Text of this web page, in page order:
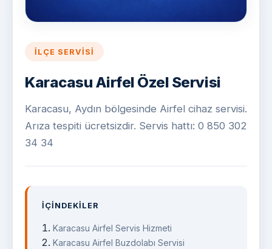
İLÇE SERVISI
Karacasu Airfel Özel Servisi
Karacasu, Aydın bölgesinde Airfel cihaz servisi.
Arıza tespiti ücretsizdir. Servis hattı: 0 850 302
34 34
İÇINDEKILER
Karacasu Airfel Servis Hizmeti
Karacasu Airfel Buzdolabı Servisi